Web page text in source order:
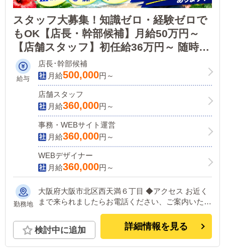
スタッフ大募集！知識ゼロ・経験ゼロで
もOK【店長・幹部候補】月給50万円～
【店舗スタッフ】初任給36万円～ 随時昇
給あり・将来独立も可能！頑張りはきち
んと評価しお給料に反映。腰を据えて長
く働ける環境です！
給与
店長･幹部候補
月給500,000円～
店舗スタッフ
月給360,000円～
事務・WEBサイト運営
月給360,000円～
WEBデザイナー
月給360,000円～
勤務地
大阪府大阪市北区西天満６丁目 ◆アクセス お近く
まで来られましたらお電話ください、ご案内いたし
検討中に追加 詳細情報を見る